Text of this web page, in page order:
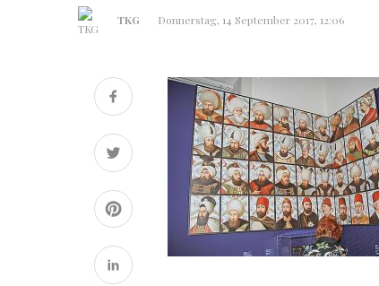
TKG Donnerstag, 14 September 2017, 12:06